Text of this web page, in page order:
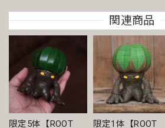
まん丸 オベサ / ユーフ
2026/06/23
いつも丁寧な梱包です。安心してお迎
関連商品
限定5体【ROOT
限定1体【ROOT